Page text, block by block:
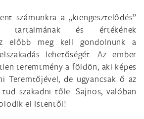
számunkra a „kiengesztelődés”
tartalmának és értékének
előbb meg kell gondolnunk a
lehetőségét. Az ember
teremtmény a földön, aki képes
Teremtőjével, de ugyancsak ő az
szakadni tőle. Sajnos, valóban
el Istentől!